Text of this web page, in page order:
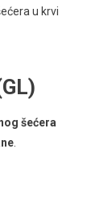
u krvi
šećera